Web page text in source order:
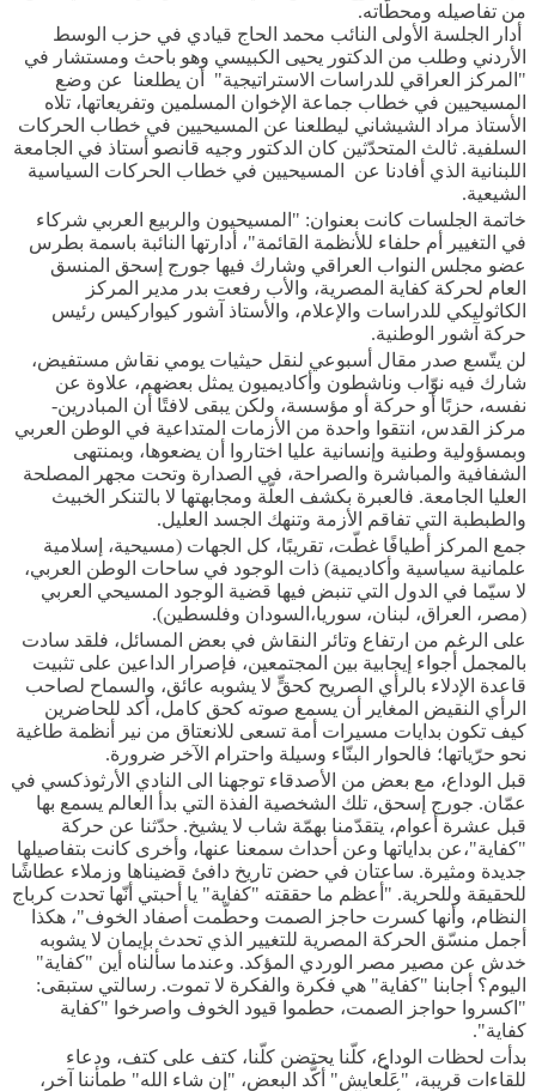
من تفاصيله ومحطّاته.
أدار الجلسة الأولى النائب محمد الحاج قيادي في حزب الوسط
الأردني وطلب من الدكتور يحيى الكبيسي وهو باحث ومستشار في
"المركز العراقي للدراسات الاستراتيجية" أن يطلعنا عن وضع
المسيحيين في خطاب جماعة الإخوان المسلمين وتفريعاتها، تلاه
الأستاذ مراد الشيشاني ليطلعنا عن المسيحيين في خطاب الحركات
السلفية. ثالث المتحدّثين كان الدكتور وجيه قانصو أستاذ في الجامعة
اللبنانية الذي أفادنا عن المسيحيين في خطاب الحركات السياسية
الشيعية.
خاتمة الجلسات كانت بعنوان: "المسيحيون والربيع العربي شركاء
في التغيير أم حلفاء للأنظمة القائمة"، أدارتها النائبة باسمة بطرس
عضو مجلس النواب العراقي وشارك فيها جورج إسحق المنسق
العام لحركة كفاية المصرية، والأب رفعت بدر مدير المركز
الكاثوليكي للدراسات والإعلام، والأستاذ آشور كيواركيس رئيس
حركة آشور الوطنية.
لن يتّسع صدر مقال أسبوعي لنقل حيثيات يومي نقاش مستفيض،
شارك فيه نوّاب وناشطون وأكاديميون يمثل بعضهم، علاوة عن
نفسه، حزبًا أو حركة أو مؤسسة، ولكن يبقى لافتًا أن المبادرين-
مركز القدس، انتقوا واحدة من الأزمات المتداعية في الوطن العربي
وبمسؤولية وطنية وإنسانية عليا اختاروا أن يضعوها، وبمنتهى
الشفافية والمباشرة والصراحة، في الصدارة وتحت مجهر المصلحة
العليا الجامعة. فالعبرة بكشف العلّة ومجابهتها لا بالتنكر الخبيث
والطبطبة التي تفاقم الأزمة وتنهك الجسد العليل.
جمع المركز أطيافًا غطّت، تقريبًا، كل الجهات (مسيحية، إسلامية
علمانية سياسية وأكاديمية) ذات الوجود في ساحات الوطن العربي،
لا سيّما في الدول التي تنبض فيها قضية الوجود المسيحي العربي
(مصر، العراق، لبنان، سوريا،السودان وفلسطين).
على الرغم من ارتفاع وتائر النقاش في بعض المسائل، فلقد سادت
بالمجمل أجواء إيجابية بين المجتمعين، فإصرار الداعين على تثبيت
قاعدة الإدلاء بالرأي الصريح كحقٍّ لا يشوبه عائق، والسماح لصاحب
الرأي النقيض المغاير أن يسمع صوته كحق كامل، أكد للحاضرين
كيف تكون بدايات مسيرات أمة تسعى للانعتاق من نير أنظمة طاغية
نحو حرّياتها؛ فالحوار البنّاء وسيلة واحترام الآخر ضرورة.
قبل الوداع، مع بعض من الأصدقاء توجهنا الى النادي الأرثوذكسي في
عمّان. جورج إسحق، تلك الشخصية الفذة التي بدأ العالم يسمع بها
قبل عشرة أعوام، يتقدّمنا بهمّة شاب لا يشيخ. حدّثنا عن حركة
"كفاية"،عن بداياتها وعن أحداث سمعنا عنها، وأخرى كانت بتفاصيلها
جديدة ومثيرة. ساعتان في حضن تاريخ دافئ قضيناها وزملاء عطاشًا
للحقيقة وللحرية. "أعظم ما حققته "كفاية" يا أحبتي أنّها تحدت كرباج
النظام، وأنها كسرت حاجز الصمت وحطّمت أصفاد الخوف"، هكذا
أجمل منسّق الحركة المصرية للتغيير الذي تحدث بإيمان لا يشوبه
خدش عن مصير مصر الوردي المؤكد. وعندما سألناه أين "كفاية"
اليوم؟ أجابنا "كفاية" هي فكرة والفكرة لا تموت. رسالتي ستبقى:
"اكسروا حواجز الصمت، حطموا قيود الخوف واصرخوا "كفاية
كفاية".
بدأت لحظات الوداع، كلّنا يحتضن كلّنا، كتف على كتف، ودعاء
للقاءات قريبة، "عَلْعايش" أكَّد البعض، "إن شاء الله" طمأننا آخر،